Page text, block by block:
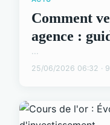
Comment
agence :
...
25/06/2026 06:32 ·